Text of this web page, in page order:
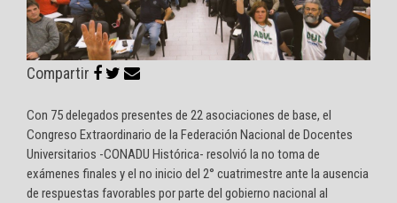
Compartir
Con 75 delegados presentes de 22 asociaciones de base, el
Congreso Extraordinario de la Federación Nacional de Docentes
Universitarios -CONADU Histórica- resolvió la no toma de
exámenes finales y el no inicio del 2° cuatrimestre ante la ausencia
de respuestas favorables por parte del gobierno nacional al